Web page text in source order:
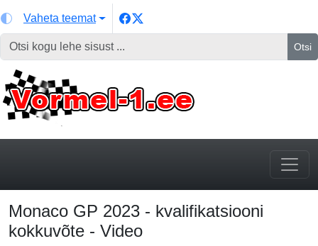
Vaheta teemat
Otsi
Monaco GP 2023 - kvalifikatsiooni
kokkuvõte - Video